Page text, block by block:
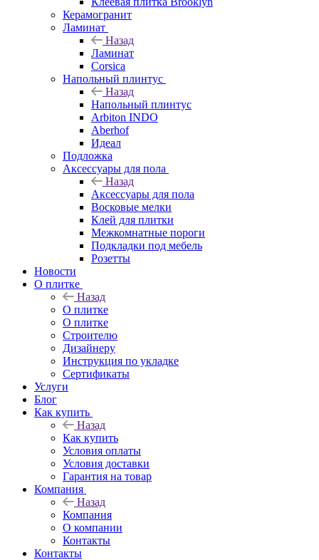
Керамогранит
Ламинат
Назад
Ламинат
Corsica
Напольный плинтус
Назад
Напольный плинтус
Arbiton INDO
Aberhof
Идеал
Подложка
Аксессуары для пола
Назад
Аксессуары для пола
Восковые мелки
Клей для плитки
Межкомнатные пороги
Подкладки под мебель
Розетты
Новости
О плитке
Назад
О плитке
О плитке
Строителю
Дизайнеру
Инструкция по укладке
Сертификаты
Услуги
Блог
Как купить
Назад
Как купить
Условия оплаты
Условия доставки
Гарантия на товар
Компания
Назад
Компания
О компании
Контакты
Контакты